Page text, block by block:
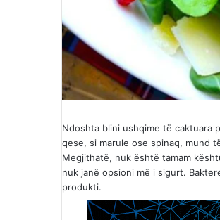
Ndoshta blini ushqime të caktuara
qese, si marule ose spinaq, mund
Megjithatë, nuk është tamam
nuk janë opsioni më i sigurt.
produkti.